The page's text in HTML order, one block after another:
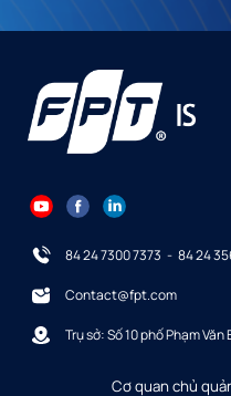
84 24 7300 7373 - 84 24
Contact@fpt.com
Trụ sở: Số 10 phố Phạm Văn
Cơ quan chủ